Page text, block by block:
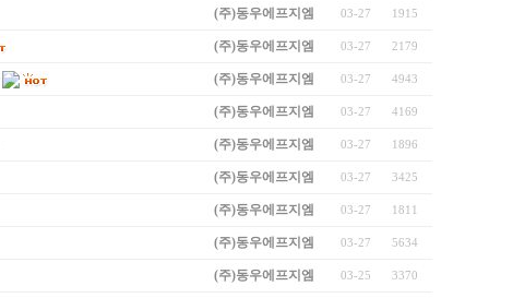
(주)동우에프지엠 03-27 1915
(주)동우에프지엠 03-27 2179
(주)동우에프지엠 03-27 4943
(주)동우에프지엠 03-27 4169
(주)동우에프지엠 03-27 1896
(주)동우에프지엠 03-27 3425
(주)동우에프지엠 03-27 1811
(주)동우에프지엠 03-27 5634
(주)동우에프지엠 03-25 3370